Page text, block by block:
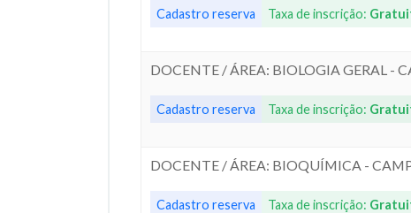
Cadastro reserva Taxa de inscrição:
DOCENTE / ÁREA: BIOLOGIA GERAL -
Cadastro reserva Taxa de inscrição:
DOCENTE / ÁREA: BIOQUÍMICA -
Cadastro reserva Taxa de inscrição: